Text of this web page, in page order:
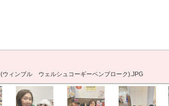
(ウィンブル ウェルシュコーギーペンブローク).JPG